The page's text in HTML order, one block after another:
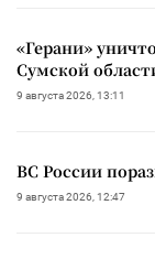
«Герани»
Сумской
9 августа 2026, 13:11
ВС России
9 августа 2026, 12:47